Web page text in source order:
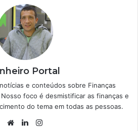
Portal
e conteúdos sobre Finanças
foco é desmistificar as finanças e
do tema em todas as pessoas.
WebsiteLinkedin